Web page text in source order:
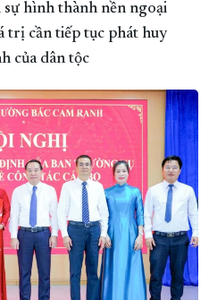
hình thành nền ngoại
trị cần tiếp tục phát huy
của dân tộc